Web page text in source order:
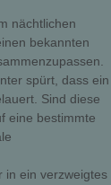
nächtlichen
bekannten
spürt, dass ein
Sind diese
eine bestimmte
in ein verzweigtes